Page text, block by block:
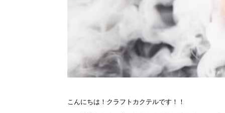
こんにちは！クラフトカクテルです！！